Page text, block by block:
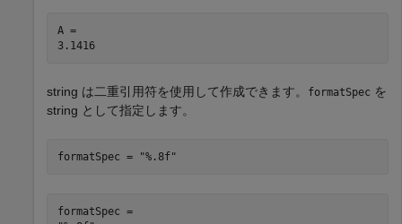
A =
3.1416
string は二重引用符を使用して作成できます。 formatSpec を
string として指定します。
formatSpec = "%.8f"
formatSpec =